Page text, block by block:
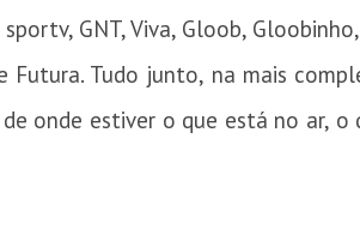
GNT, Viva, Gloob,
Futura. Tudo junto, na mais
onde estiver o que está no ar,